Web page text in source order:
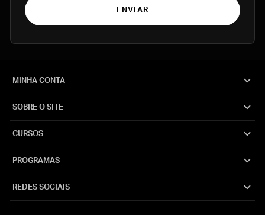
ENVIAR
MINHA CONTA
SOBRE O SITE
CURSOS
PROGRAMAS
REDES SOCIAIS